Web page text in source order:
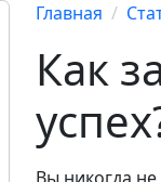
Главная
Как